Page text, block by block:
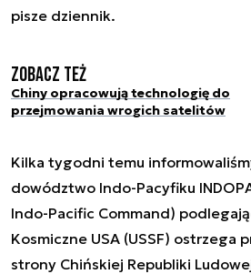
pisze dziennik.
Zobacz też
Chiny opracowują technologię do
przejmowania wrogich satelitów
Kilka tygodni temu
dowództwo Indo-Pacyfiku
Indo-Pacific Command)
Kosmiczne USA (USSF) ostrzega
strony Chińskiej Republiki